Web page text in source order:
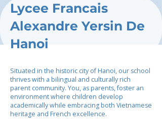
Lycee Francais
Alexandre Yersin De
Hanoi
Situated in the historic city of Hanoi, our school
thrives with a bilingual and culturally rich
parent community. You, as parents, foster an
environment where children develop
academically while embracing both Vietnamese
heritage and French excellence.